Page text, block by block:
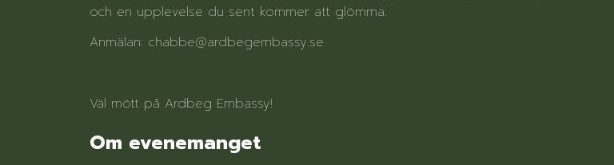
och en upplevelse du sent kommer att glömma.
Anmälan: chabbe@ardbegembassy.se
Väl mött på Ardbeg Embassy!
Om evenemanget